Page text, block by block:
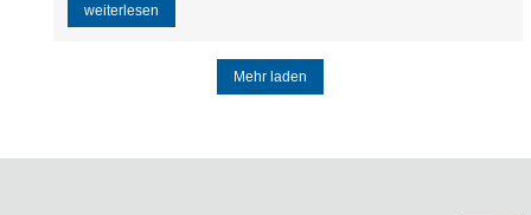
weiterlesen
Mehr laden